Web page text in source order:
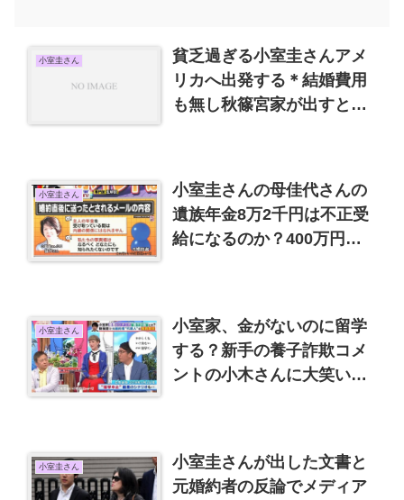
小室圭さん
貧乏過ぎる小室圭さんアメ
リカへ出発する＊結婚費用
も無し秋篠宮家が出すと国
小室圭さん
小室圭さんの母佳代さんの
遺族年金8万2千円は不正受
給になるのか？400万円は
小室圭さん
小室家、金がないのに留学
する？新手の養子詐欺コメ
ントの小木さんに大笑い
小室圭さん
小室圭さんが出した文書と
元婚約者の反論でメディア